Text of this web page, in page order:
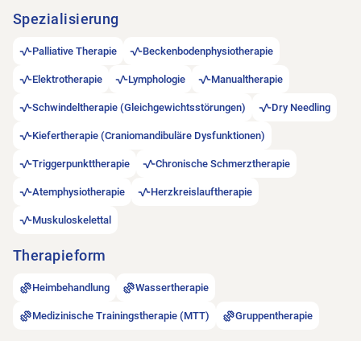
Spezialisierung
Palliative Therapie Beckenbodenphysiotherapie
Elektrotherapie Lymphologie Manualtherapie
Schwindeltherapie (Gleichgewichtsstörungen) Dry Needling
Kiefertherapie (Craniomandibuläre Dysfunktionen)
Triggerpunkttherapie Chronische Schmerztherapie
Atemphysiotherapie Herzkreislauftherapie
Muskuloskelettal
Therapieform
Heimbehandlung Wassertherapie
Medizinische Trainingstherapie (MTT) Gruppentherapie